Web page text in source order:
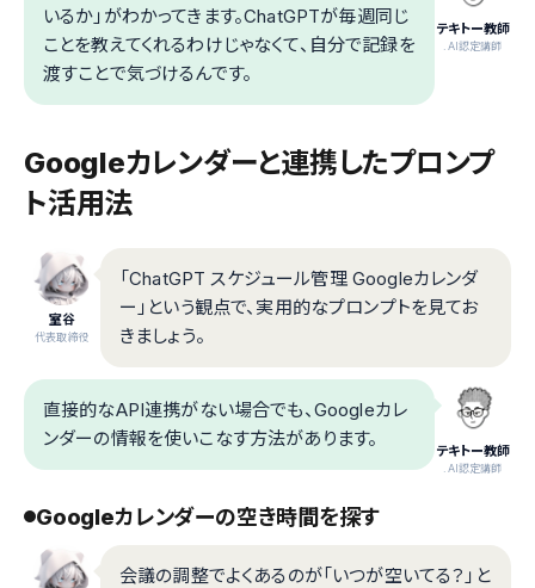
テキトー教師
.AI認定講師
いるか」がわかってきます。ChatGPTが毎週同じ
ことを教えてくれるわけじゃなくて、自分で記録を
渡すことで気づけるんです。
Googleカレンダーと連携したプロンプ
ト活用法
室谷
代表取締役
「ChatGPT スケジュール管理 Googleカレンダ
ー」という観点で、実用的なプロンプトを見てお
きましょう。
テキトー教師
.AI認定講師
直接的なAPI連携がない場合でも、Googleカレ
ンダーの情報を使いこなす方法があります。
Googleカレンダーの空き時間を探す
会議の調整でよくあるのが「いつが空いてる？」と